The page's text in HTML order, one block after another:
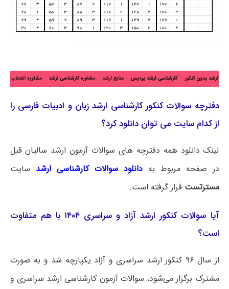
دفترچه سوالات کنکور کارشناسی ارشد زبان و ادبیات فارسی را
از کدام سایت می توان دانلود کرد؟
لینک دانلود همه دفترچه های سوالات آزمون ارشد سالیان قبل
در صفحه مربوط به دانلود سوالات کارشناسی ارشد سایت
مسترتست قرار گرفته است.
آیا سوالات کنکور ارشد آزاد و سراسری ۱۴۰۴ با هم متفاوت
است؟
از سال ۹۶ کنکور ارشد سراسری و آزاد یکپارچه شد و به صورت
مشترک برگزار می‌شود، سوالات آزمون کارشناسی ارشد سراسری و